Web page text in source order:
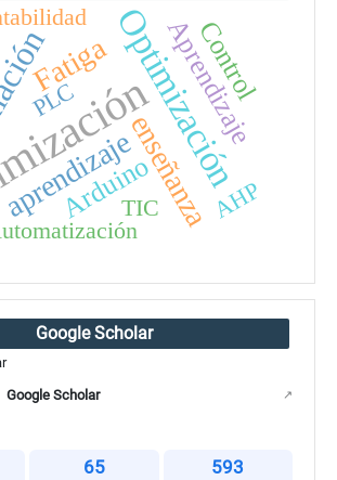
Optimización
Fatiga
enseñanza
aprendizaje
Arduino
Aprendizaje
Control
TIC
PLC
AHP
Google Scholar
Google Scholar ↗
65 593